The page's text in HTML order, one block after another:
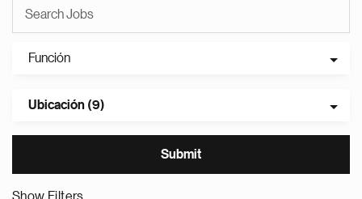
Función
Ubicación (9)